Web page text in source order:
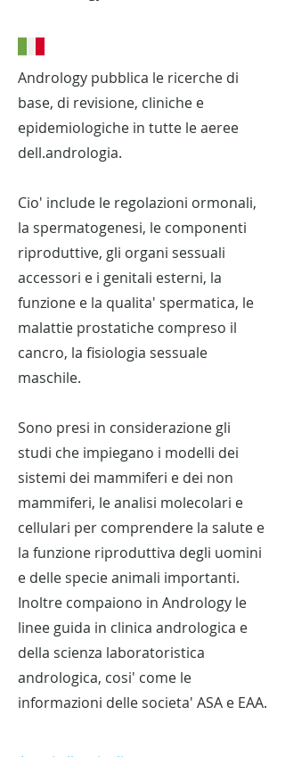
Andrology pubblica le ricerche di
base, di revisione, cliniche e
epidemiologiche in tutte le aeree
dell.andrologia.
Cio' include le regolazioni ormonali,
la spermatogenesi, le componenti
riproduttive, gli organi sessuali
accessori e i genitali esterni, la
funzione e la qualita' spermatica, le
malattie prostatiche compreso il
cancro, la fisiologia sessuale
maschile.
Sono presi in considerazione gli
studi che impiegano i modelli dei
sistemi dei mammiferi e dei non
mammiferi, le analisi molecolari e
cellulari per comprendere la salute e
la funzione riproduttiva degli uomini
e delle specie animali importanti.
Inoltre compaiono in Andrology le
linee guida in clinica andrologica e
della scienza laboratoristica
andrologica, cosi' come le
informazioni delle societa' ASA e EAA.